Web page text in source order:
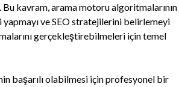
kavram, arama motoru algoritmalarının
yapmayı ve SEO stratejilerini belirlemeyi
gerçekleştirebilmeleri için temel
başarılı olabilmesi için profesyonel bir